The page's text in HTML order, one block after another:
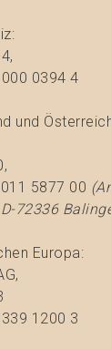
0394 4
und
5877 00
72336
Europa:
1200 3